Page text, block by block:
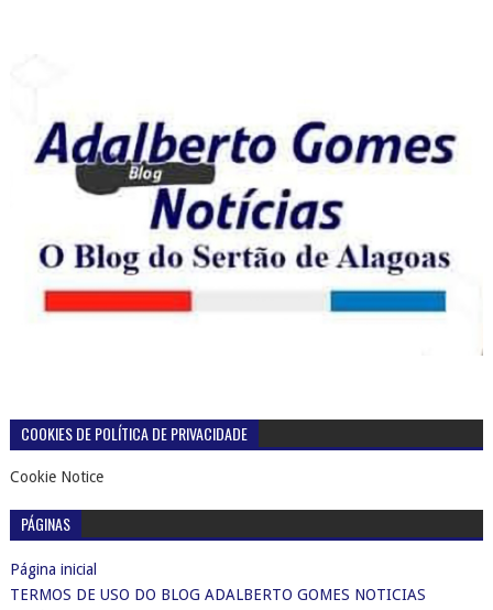
COOKIES DE POLÍTICA DE PRIVACIDADE
Cookie Notice
PÁGINAS
Página inicial
TERMOS DE USO DO BLOG ADALBERTO GOMES NOTICIAS